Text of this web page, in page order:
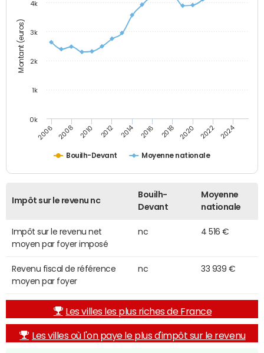
Montant (euros)
Bouilh-Devant Moyenne nationale
2006 2008 2010 2012 2014 2016 2018 2020 2022 2024
0k
1k
2k
3k
4k
Impôt sur le revenu nc
Bouilh-
Devant
Moyenne
nationale
Impôt sur le revenu net
moyen par foyer imposé
nc 4 516 €
Revenu fiscal de référence
moyen par foyer
nc 33 939 €
Les villes les plus riches de France
Les villes où l'on paye le plus d'impôt sur le revenu